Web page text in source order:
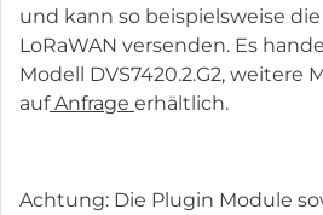
und kann so beispielsweise
LoRaWAN versenden. Es
Modell DVS7420.2.G2, weitere
aufAnfrage erhältlich.
Achtung: Die Plugin Module